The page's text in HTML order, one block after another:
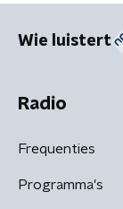
Wie luistert
Radio
Frequenties
Programma's